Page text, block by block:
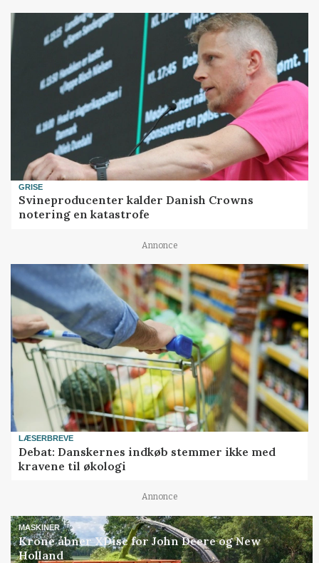
GRISE
Svineproducenter kalder Danish Crowns
notering en katastrofe
Annonce
LÆSERBREVE
Debat: Danskernes indkøb stemmer ikke med
kravene til økologi
Annonce
MASKINER
Krone åbner XDisc for John Deere og New
Holland